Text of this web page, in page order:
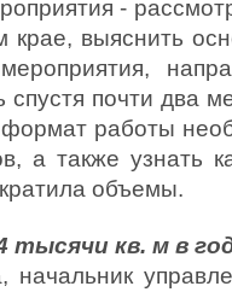
-
крае, выяснить
спустя почти два
работы
а также узнать
объемы.
тысячи кв. м в
начальник